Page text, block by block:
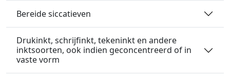
Bereide siccatieven
Drukinkt, schrijfinkt, tekeninkt en andere
inktsoorten, ook indien geconcentreerd of in
vaste vorm